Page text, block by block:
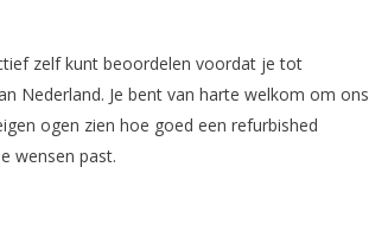
zelf kunt beoordelen voordat je tot
Nederland. Je bent van harte welkom om ons
ogen zien hoe goed een refurbished
wensen past.